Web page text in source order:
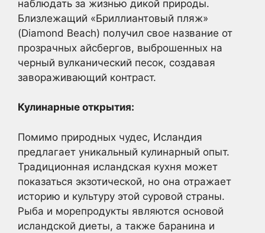
наблюдать за жизнью дикой природы.
Близлежащий «Бриллиантовый пляж»
(Diamond Beach) получил свое название от
прозрачных айсбергов, выброшенных на
черный вулканический песок, создавая
завораживающий контраст.
Кулинарные открытия:
Помимо природных чудес, Исландия
предлагает уникальный кулинарный опыт.
Традиционная исландская кухня может
показаться экзотической, но она отражает
историю и культуру этой суровой страны.
Рыба и морепродукты являются основой
исландской диеты, а также баранина и